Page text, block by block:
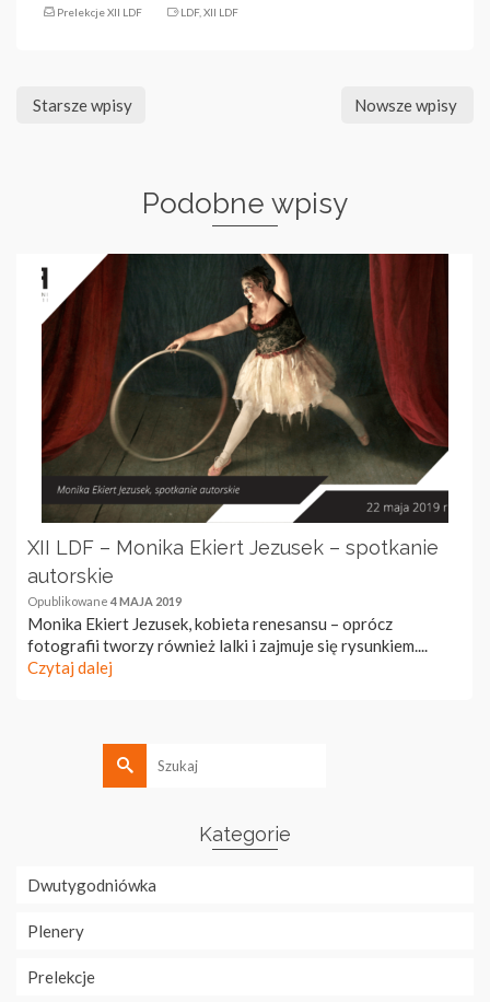
Prelekcje XII LDF LDF, XII LDF
Starsze wpisy Nowsze wpisy
Podobne wpisy
XII LDF – Monika Ekiert Jezusek – spotkanie
autorskie
Opublikowane 4 MAJA 2019
Monika Ekiert Jezusek, kobieta renesansu – oprócz
fotografii tworzy również lalki i zajmuje się rysunkiem....
Czytaj dalej
Szukaj
Kategorie
Dwutygodniówka
Plenery
Prelekcje